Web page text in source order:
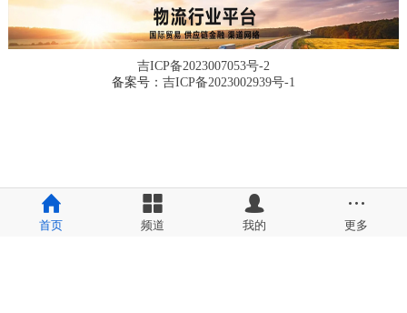
Moscow Ring Road ,Russia-莫斯科克洛库斯国
际会展...
吉ICP备2023007053号-2
备案号： 吉ICP备2023002939号-1
首页 频道 我的 更多